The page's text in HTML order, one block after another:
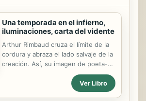
Una temporada en el infierno,
iluminaciones, carta del vidente
Arthur Rimbaud cruza el límite de la
cordura y abraza el lado salvaje de la
creación. Así, su imagen de poeta-
niño se asocia indisolublemente con
el del furioso iconoclasta, el ángel
exterminador. Una temporada en el
Ver Libro